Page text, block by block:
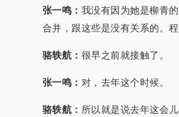
张一鸣： 我没有因为她是柳青
合并，跟这些是没有关系的。
骆轶航： 很早之前就接触了。
张一鸣： 对，去年这个时候。
骆轶航： 所以就是说去年这会